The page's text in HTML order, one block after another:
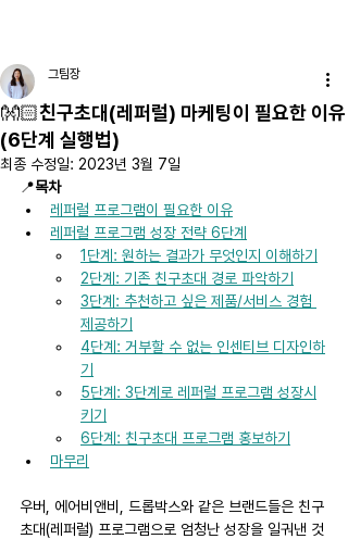
👐🏻친구초대(레퍼럴) 마케팅이 필요한 이유
(6단계 실행법)
그팀장
최종 수정일: 2023년 3월 7일
📍목차
레퍼럴 프로그램이 필요한 이유
레퍼럴 프로그램 성장 전략 6단계
1단계: 원하는 결과가 무엇인지 이해하기
2단계: 기존 친구초대 경로 파악하기
3단계: 추천하고 싶은 제품/서비스 경험
제공하기
4단계: 거부할 수 없는 인센티브 디자인하
기
5단계: 3단계로 레퍼럴 프로그램 성장시
키기
6단계: 친구초대 프로그램 홍보하기
마무리
우버, 에어비앤비, 드롭박스와 같은 브랜드들은 친구
초대(레퍼럴) 프로그램으로 엄청난 성장을 일궈낸 것